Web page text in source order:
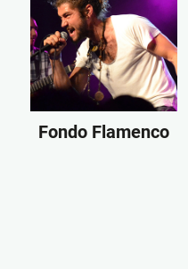
Fondo Flamenco